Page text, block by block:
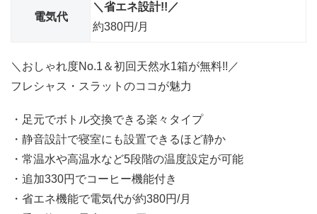
電気代
＼省エネ設計!!／
約380円/月
＼おしゃれ度No.1＆初回天然水1箱が無料!!／
フレシャス・スラットのココが魅力
・足元でボトル交換できる楽々タイプ
・静音設計で寝室にも設置できるほど静か
・常温水や高温水など5段階の温度設定が可能
・追加330円でコーヒー機能付き
・省エネ機能で電気代が約380円/月